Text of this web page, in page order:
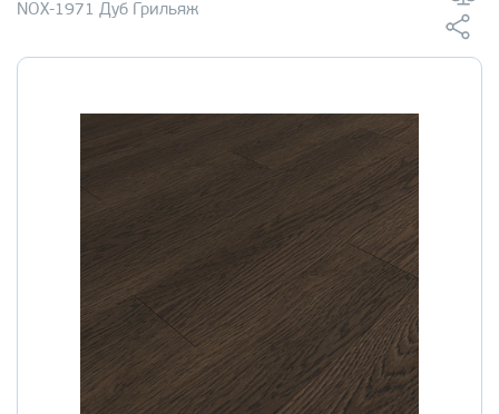
NOX-1971 Дуб Грильяж